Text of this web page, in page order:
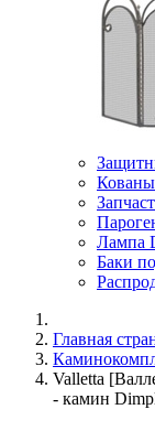
Лампа
Баки
Главная
Valletta
- камин